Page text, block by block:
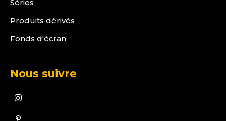
Séries
Produits dérivés
Fonds d'écran
Nous suivre